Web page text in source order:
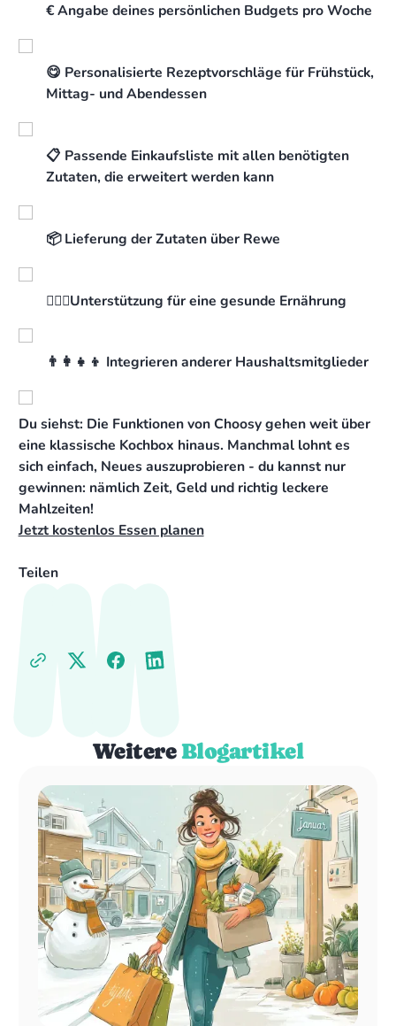
€ Angabe deines persönlichen Budgets pro Woche
😋 Personalisierte Rezeptvorschläge für Frühstück,
Mittag- und Abendessen
📋 Passende Einkaufsliste mit allen benötigten
Zutaten, die erweitert werden kann
📦 Lieferung der Zutaten über Rewe
👩🏼‍⚕️Unterstützung für eine gesunde Ernährung
👨‍👩‍👧‍👦 Integrieren anderer Haushaltsmitglieder
Du siehst: Die Funktionen von Choosy gehen weit über
eine klassische Kochbox hinaus. Manchmal lohnt es
sich einfach, Neues auszuprobieren - du kannst nur
gewinnen: nämlich Zeit, Geld und richtig leckere
Mahlzeiten!
Jetzt kostenlos Essen planen
Teilen
WeitereBlogartikel